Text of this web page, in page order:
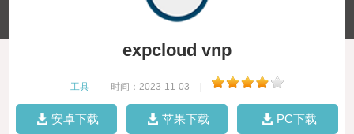
expcloud vnp
工具 时间：2023-11-03
安卓下载 苹果下载 PC下载